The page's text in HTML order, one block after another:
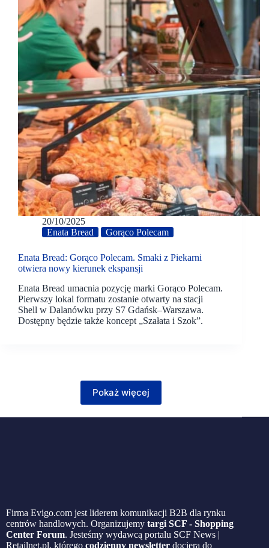
20/10/2025
Enata Bread
Gorąco Polecam
Enata Bread: Gorąco Polecam. Smaki z Piekarni
otwiera nowy kierunek ekspansji
Enata Bread umacnia pozycję marki Gorąco Polecam.
Pierwszy lokal formatu zostanie otwarty na stacji
Shell w Dalanówku przy S7 Gdańsk–Warszawa.
Dostępny będzie także koncept „Szałata i Szok”.
Pokaż więcej
Firma Evigo.com jest liderem komunikacji B2B dla rynku
centrów handlowych. Organizujemy targi SCF - Shopping
Center Forum. Jesteśmy wydawcą portalu SCF News |
Retailnet.pl, którego codzienny newsletter dociera do